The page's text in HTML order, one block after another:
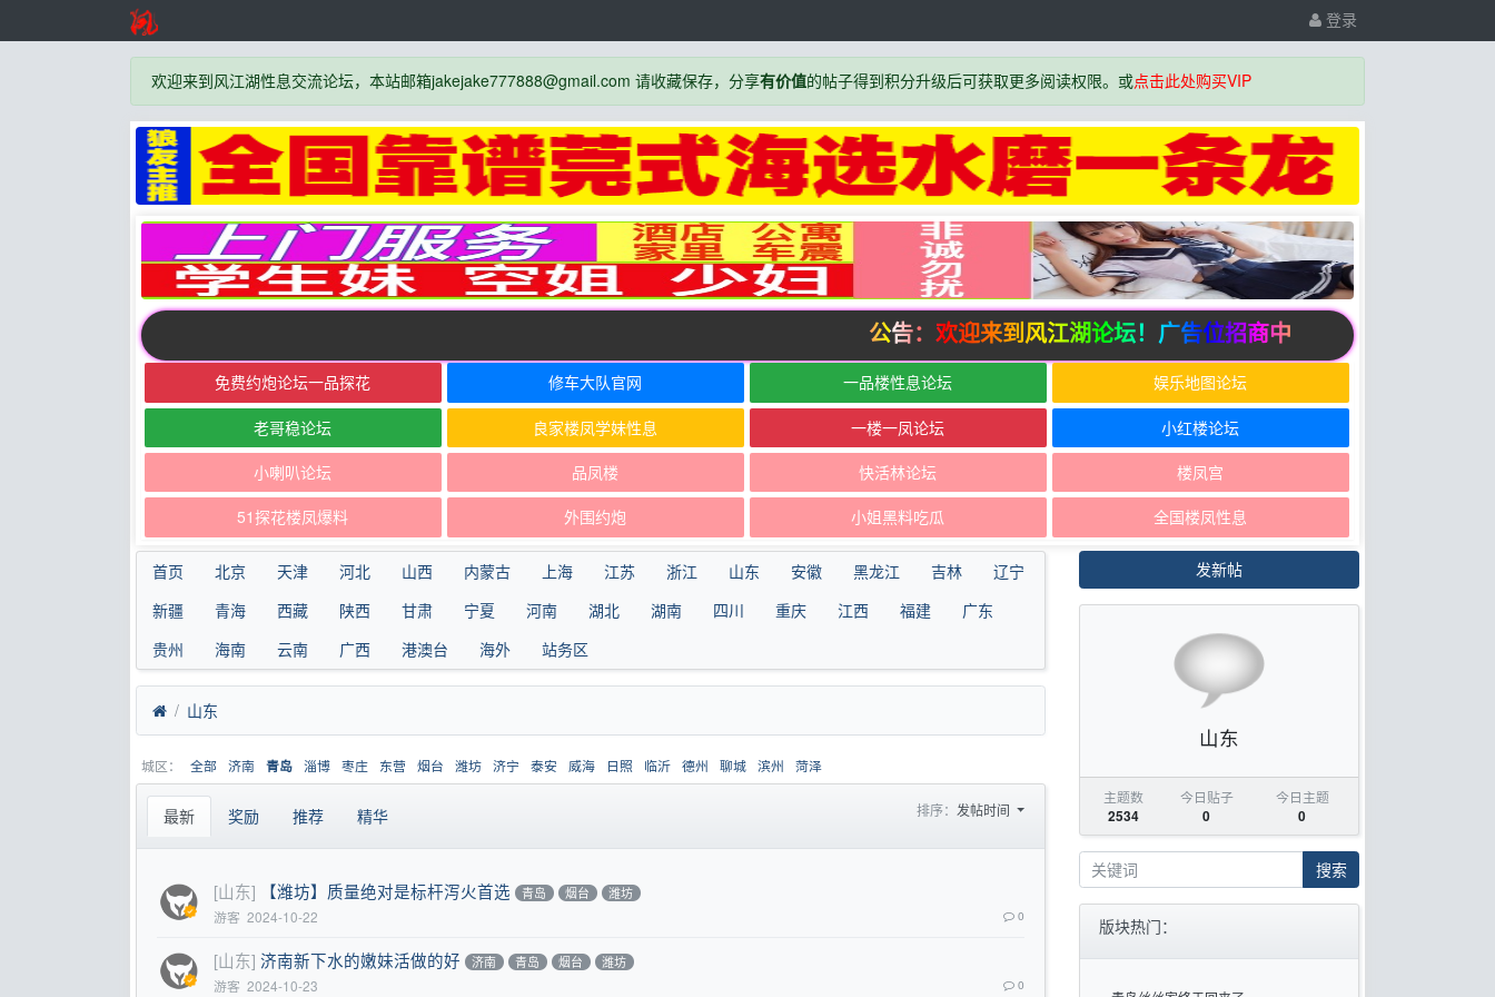
登录
欢迎来到风江湖性息交流论坛，本站邮箱jakejake777888@gmail.com 请收藏保存，分享有价值的帖子得到积分升级后可获取更多阅读权限。或点击此处购买VIP
公告：欢迎来到风江湖论坛！广告位招商中
免费约炮论坛一品探花 修车大队官网 一品楼性息论坛 娱乐地图论坛
老哥稳论坛 良家楼凤学妹性息 一楼一凤论坛 小红楼论坛
小喇叭论坛 品凤楼 快活林论坛 楼凤宫
51探花楼凤爆料 外围约炮 小姐黑料吃瓜 全国楼凤性息
首页 北京 天津 河北 山西 内蒙古 上海 江苏 浙江 山东 安徽 黑龙江 吉林
辽宁
新疆
青海 西藏 陕西 甘肃 宁夏 河南 湖北 湖南 四川 重庆 江西 福建
广东
贵州
海南 云南 广西 港澳台 海外 站务区
山东
城区： 全部 济南 青岛 淄博 枣庄 东营 烟台 潍坊 济宁 泰安 威海 日照 临沂 德州 聊城 滨州 菏泽
最新 奖励 推荐 精华 排序： 发帖时间
[山东] 【潍坊】质量绝对是标杆泻火首选 青岛 烟台 潍坊
游客 2024-10-22 0
[山东] 济南新下水的嫩妹活做的好 济南 青岛 烟台 潍坊
游客 2024-10-23 0
发新帖
山东
主题数
2534
今日贴子
0
今日主题
0
搜索
版块热门：